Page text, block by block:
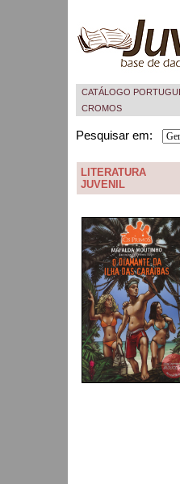
CATÁLOGO
CROMOS
Pesquisar em:
LITERATURA
JUVENIL